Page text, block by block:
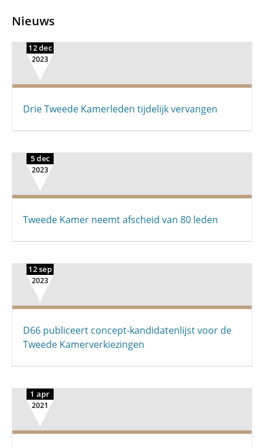
Nieuws
12 dec
2023
Drie Tweede Kamerleden tijdelijk vervangen
5 dec
2023
Tweede Kamer neemt afscheid van 80 leden
12 sep
2023
D66 publiceert concept-kandidatenlijst voor de
Tweede Kamerverkiezingen
1 apr
2021